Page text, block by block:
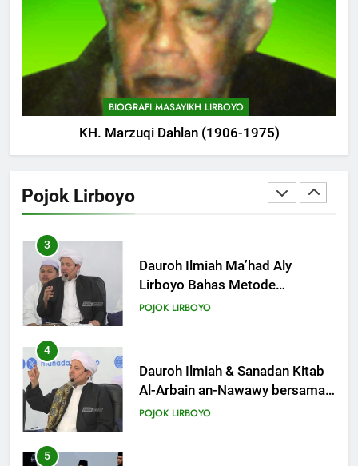
BIOGRAFI MASAYIKH LIRBOYO
KH. Marzuqi Dahlan (1906-1975)
Pojok Lirboyo
Tam-Taman Lirboyo: MHM dan
Ma’had Aly Gelar Koreksian
Kitab Semester Ganjil
POJOK LIRBOYO
Mudir Aam Ma’had Aly
Sampaikan Pentingnya
Mempelajari Ilmu Hadis Dalam
3
Dauroh Ilmiah Ma’had Aly
Lirboyo Bahas Metode
Ahlusunnah dalam
POJOK LIRBOYO
4
Dauroh Ilmiah & Sanadan Kitab
Al-Arbain an-Nawawy bersama
As-Syaikh Dr. Yasir Al-Adny
POJOK LIRBOYO
5